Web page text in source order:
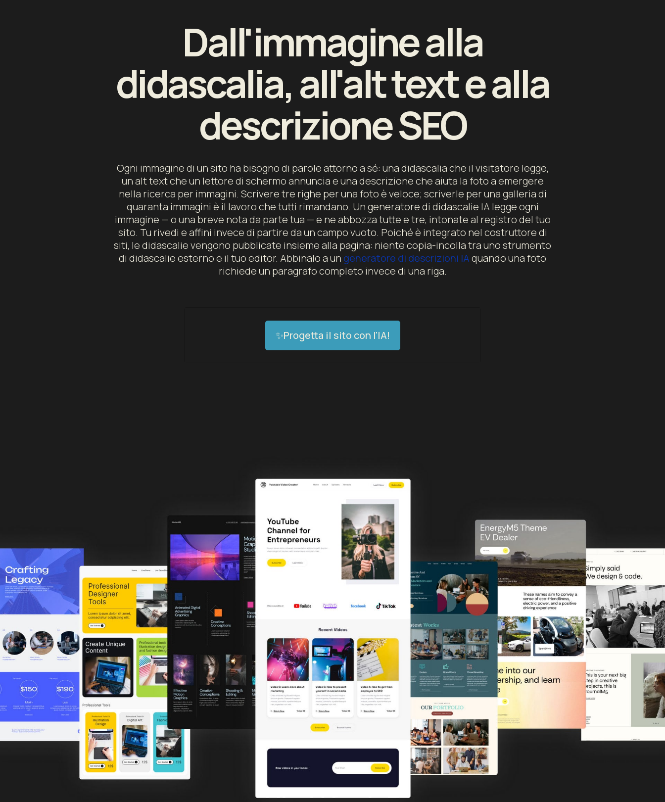
Dall'immagine alla
didascalia, all'alt text e alla
descrizione SEO
Ogni immagine di un sito ha bisogno di parole attorno a sé: una didascalia che il visitatore legge,
un alt text che un lettore di schermo annuncia e una descrizione che aiuta la foto a emergere
nella ricerca per immagini. Scrivere tre righe per una foto è veloce; scriverle per una galleria di
quaranta immagini è il lavoro che tutti rimandano. Un generatore di didascalie IA legge ogni
immagine — o una breve nota da parte tua — e ne abbozza tutte e tre, intonate al registro del tuo
sito. Tu rivedi e affini invece di partire da un campo vuoto. Poiché è integrato nel costruttore di
siti, le didascalie vengono pubblicate insieme alla pagina: niente copia-incolla tra uno strumento
di didascalie esterno e il tuo editor. Abbinalo a un generatore di descrizioni IAquando una foto
richiede un paragrafo completo invece di una riga.
✨Progetta il sito con l'IA!